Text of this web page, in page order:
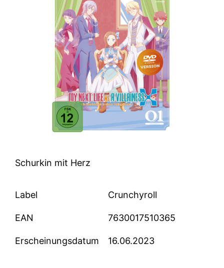
Schurkin mit Herz
Label Crunchyroll
EAN 7630017510365
Erscheinungsdatum 16.06.2023